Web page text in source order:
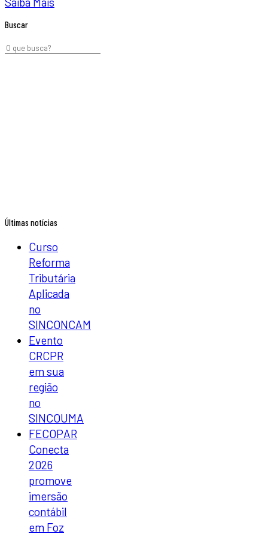
Buscar
Últimas notícias
Curso
Reforma
Tributária
Aplicada
no
SINCONCAM
Evento
CRCPR
em sua
região
no
SINCOUMA
FECOPAR
Conecta
2026
promove
imersão
contábil
em Foz